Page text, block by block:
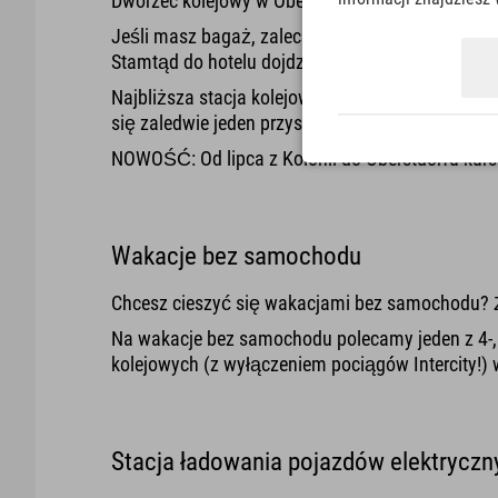
Jeśli masz bagaż, zalecamy skorzystanie z
Stamtąd do hotelu dojdziesz pieszo w około 1
Najbliższa stacja kolejowa to Langenwang. Do
się zaledwie jeden przystanek od hotelu Explorer.
NOWOŚĆ: Od lipca z Kolonii do Oberstdorfu
Wakacje bez samochodu
Chcesz cieszyć się wakacjami bez
Na wakacje bez samochodu polecamy jeden z
kolejowych (z wyłączeniem pociągów
Stacja ładowania pojazdów